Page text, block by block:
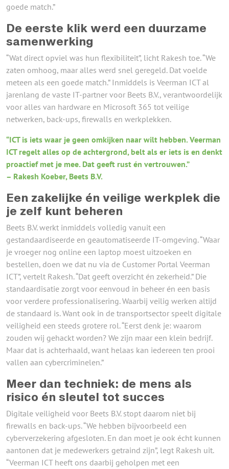
goede match.”
De eerste klik werd een duurzame
samenwerking
“Wat direct opviel was hun flexibiliteit”, licht Rakesh toe. “We
zaten omhoog, maar alles werd snel geregeld. Dat voelde
meteen als een goede match.” Inmiddels is Veerman ICT al
jarenlang de vaste IT-partner voor Beets B.V., verantwoordelijk
voor alles van hardware en Microsoft 365 tot veilige
netwerken, back-ups, firewalls en werkplekken.
“ICT is iets waar je geen omkijken naar wilt hebben. Veerman
ICT regelt alles op de achtergrond, belt als er iets is en denkt
proactief met je mee. Dat geeft rust én vertrouwen.”
– Rakesh Koeber, Beets B.V.
Een zakelijke én veilige werkplek die
je zelf kunt beheren
Beets B.V. werkt inmiddels volledig vanuit een
gestandaardiseerde en geautomatiseerde IT-omgeving. “Waar
je vroeger nog online een laptop moest uitzoeken en
bestellen, doen we dat nu via de Customer Portal Veerman
ICT”, vertelt Rakesh. “Dat geeft overzicht én zekerheid.” Die
standaardisatie zorgt voor eenvoud in beheer én een basis
voor verdere professionalisering. Waarbij veilig werken altijd
de standaard is. Want ook in de transportsector speelt digitale
veiligheid een steeds grotere rol. “Eerst denk je: waarom
zouden wij gehackt worden? We zijn maar een klein bedrijf.
Maar dat is achterhaald, want helaas kan iedereen ten prooi
vallen aan cybercriminelen.”
Meer dan techniek: de mens als
risico én sleutel tot succes
Digitale veiligheid voor Beets B.V. stopt daarom niet bij
firewalls en back-ups. “We hebben bijvoorbeeld een
cyberverzekering afgesloten. En dan moet je ook écht kunnen
aantonen dat je medewerkers getraind zijn”, legt Rakesh uit.
“Veerman ICT heeft ons daarbij geholpen met een